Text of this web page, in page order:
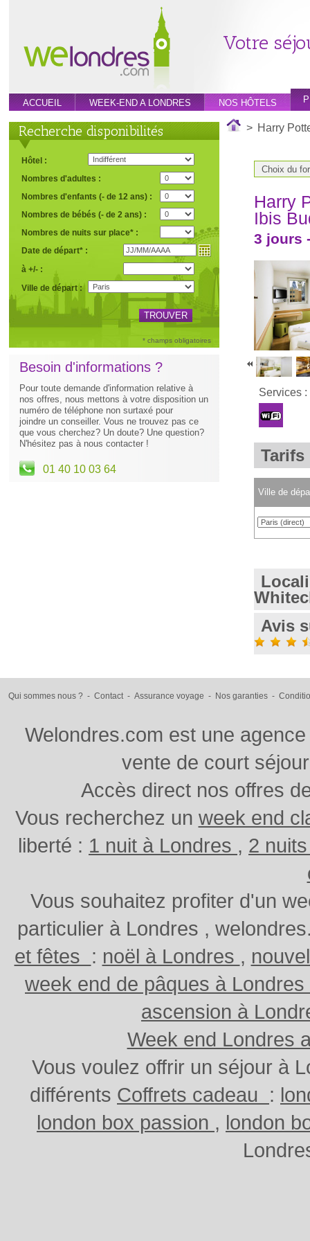
Votre
ACCUEIL WEEK-END A LONDRES NOS HÔTELS
> Harry
Choix du
Harry
Ibis
3 jours
Services :
Tarifs
Ville de
Avis
Recherche disponibilités
Hôtel :
Nombres d'adultes :
Nombres d'enfants (- de 12 ans) :
Nombres de bébés (- de 2 ans) :
Nombres de nuits sur place* :
Date de départ* :
à +/- :
Ville de départ :
* champs obligatoires
Besoin d'informations ?
Pour toute demande d'information relative à
nos offres, nous mettons à votre disposition un
numéro de téléphone non surtaxé pour
joindre un conseiller. Vous ne trouvez pas ce
que vous cherchez? Un doute? Une question?
N'hésitez pas à nous contacter !
01 40 10 03 64
Qui sommes nous ? - Contact - Assurance voyage - Nos garanties -
Welondres.com est une
vente de court
Accès direct nos offres
Vous recherchez un week end
liberté : 1 nuit à Londres , 2
Vous souhaitez profiter d'un
particulier à Londres ,
et fêtes : noël à Londres ,
week end de pâques à Londres
ascension à
Week end Londres
Vous voulez offrir un séjour à
différents Coffrets cadeau :
london box passion , london